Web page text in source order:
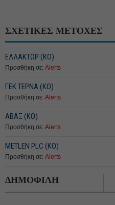
ΣΧΕΤΙΚΕΣ ΜΕΤΟΧΕΣ
ΕΛΛΑΚΤΩΡ (ΚΟ)
Προσθήκη σε: Alerts
ΓΕΚ ΤΕΡΝΑ (ΚΟ)
Προσθήκη σε: Alerts
ΑΒΑΞ (ΚΟ)
Προσθήκη σε: Alerts
METLEN PLC (ΚΟ)
Προσθήκη σε: Alerts
ΔΗΜΟΦΙΛΗ